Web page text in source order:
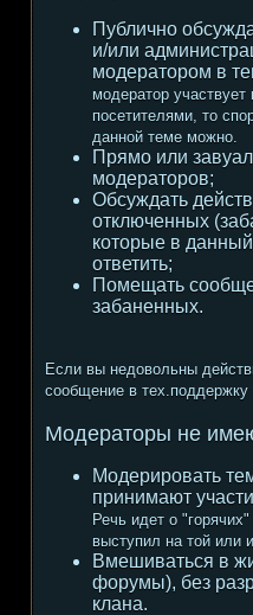
Публично
и/или
модератором в
модератор
посетителями, то
данной теме можно.
Прямо или
модераторов;
Обсуждать
отключенных
которые в
ответить;
Помещать
забаненных.
Если вы недовольны
сообщение в тех.поддержку
Модераторы не
Модерировать
принимают
Речь идет о
выступил на той или
Вмешиваться в
форумы), без
клана.